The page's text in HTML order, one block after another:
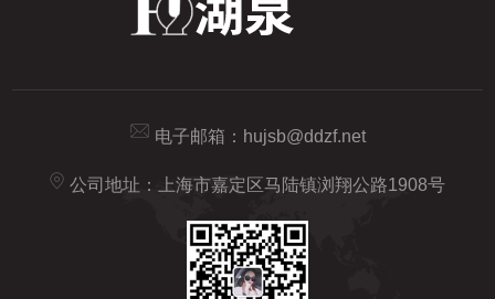
电子邮箱： hujsb@ddzf.net
公司地址：上海市嘉定区马陆镇浏翔公路1908号